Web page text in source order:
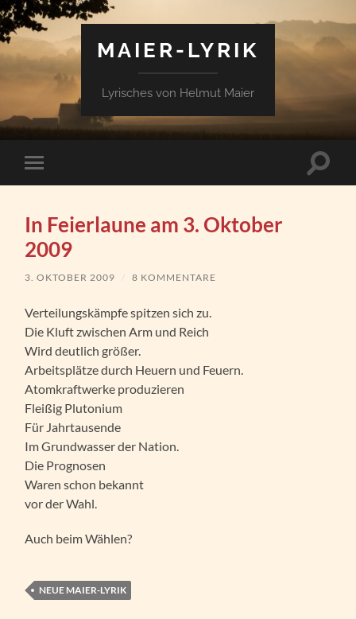
MAIER-LYRIK
Lyrisches von Helmut Maier
Mobile-
Menü
In Feierlaune am 3. Oktober
2009
3. OKTOBER 2009 / 8 KOMMENTARE
Verteilungskämpfe spitzen sich zu.
Die Kluft zwischen Arm und Reich
Wird deutlich größer.
Arbeitsplätze durch Heuern und Feuern.
Atomkraftwerke produzieren
Fleißig Plutonium
Für Jahrtausende
Im Grundwasser der Nation.
Die Prognosen
Waren schon bekannt
vor der Wahl.
Auch beim Wählen?
NEUE MAIER-LYRIK